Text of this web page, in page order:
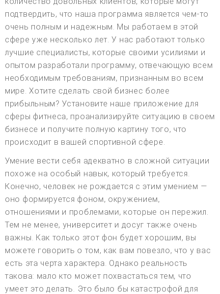
подтвердить, что наша программа является чем-то
очень полным и надежным. Мы работаем в этой
сфере уже несколько лет. У нас работают только
лучшие специалисты, которые своими усилиями и
опытом разработали программу, отвечающую всем
необходимым требованиям, признанным во всем
мире. Хотите сделать свой бизнес более
прибыльным? Установите наше приложение для
сферы фитнеса, проанализируйте ситуацию в своем
бизнесе и получите полную картину того, что
происходит в вашей спортивной сфере.
Умение вести себя адекватно в сложной ситуации
похоже на особый навык, который требуется.
Конечно, человек не рождается с этим умением —
оно формируется фоном, окружением,
отношениями и проблемами, которые он пережил.
Тем не менее, университет и досуг также очень
важны. Как только этот фон будет хорошим, вы
можете говорить о том, как вам повезло, что у вас
есть эта черта характера. Однако реальность
такова: мало кто может похвастаться тем, что
умеет это делать. Это было бы катастрофой для